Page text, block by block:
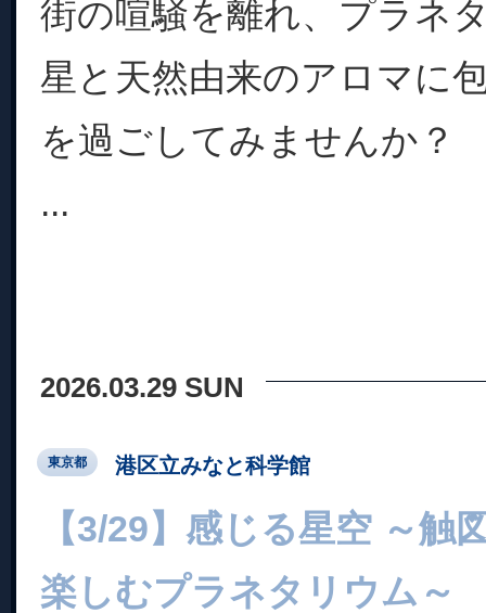
街の喧騒を離れ、プラネ
星と天然由来のアロマに
を過ごしてみませんか？
...
2026.03.29 SUN
東京都 港区立みなと科学館
【3/29】感じる星空 ～触
楽しむプラネタリウム～